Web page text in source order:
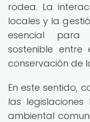
rodea. La
locales y la
esencial para
sostenible
conservación de
En este sentido,
las
ambiental